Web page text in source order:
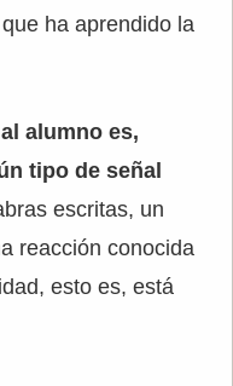
ha aprendido la
alumno es,
tipo de señal
escritas, un
reacción conocida
esto es, está